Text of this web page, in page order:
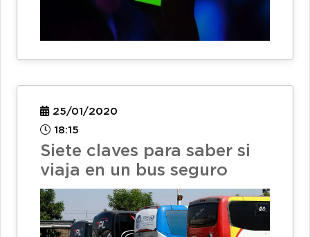
25/01/2020
18:15
Siete claves para saber si
viaja en un bus seguro